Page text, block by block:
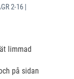
2-16 |
limmad
på sidan